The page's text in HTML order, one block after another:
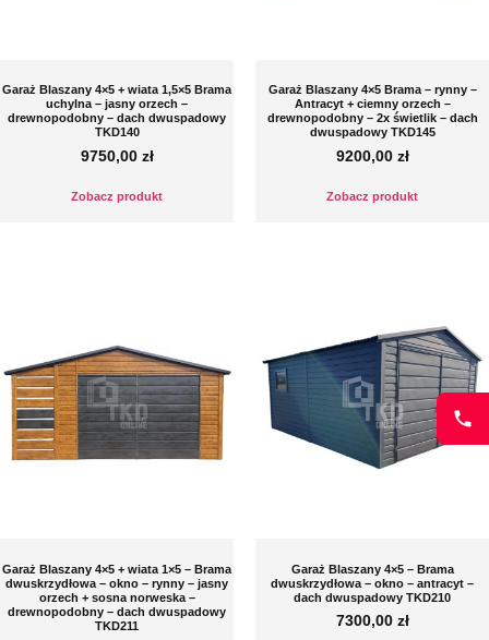
Garaż Blaszany 4×5 + wiata 1,5×5 Brama
uchylna – jasny orzech –
drewnopodobny – dach dwuspadowy
TKD140
9750,00 zł
Zobacz produkt
Garaż Blaszany 4×5 Brama – rynny –
Antracyt + ciemny orzech –
drewnopodobny – 2x świetlik – dach
dwuspadowy TKD145
9200,00 zł
Zobacz produkt
Garaż Blaszany 4×5 + wiata 1×5 – Brama
dwuskrzydłowa – okno – rynny – jasny
orzech + sosna norweska –
drewnopodobny – dach dwuspadowy
TKD211
Garaż Blaszany 4×5 – Brama
dwuskrzydłowa – okno – antracyt –
dach dwuspadowy TKD210
7300,00 zł